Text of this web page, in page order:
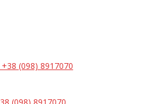
(098) 8917070